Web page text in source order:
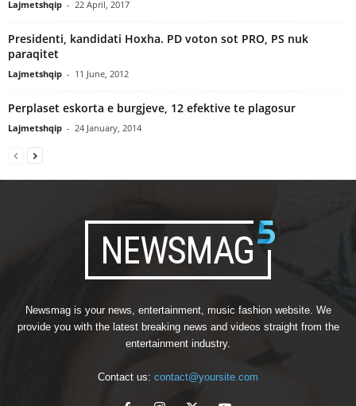
Lajmetshqip - 22 April, 2017
Presidenti, kandidati Hoxha. PD voton sot PRO, PS nuk
paraqitet
Lajmetshqip - 11 June, 2012
Perplaset eskorta e burgjeve, 12 efektive te plagosur
Lajmetshqip - 24 January, 2014
Newsmag is your news, entertainment, music fashion website. We
provide you with the latest breaking news and videos straight from the
entertainment industry.
Contact us: contact@yoursite.com